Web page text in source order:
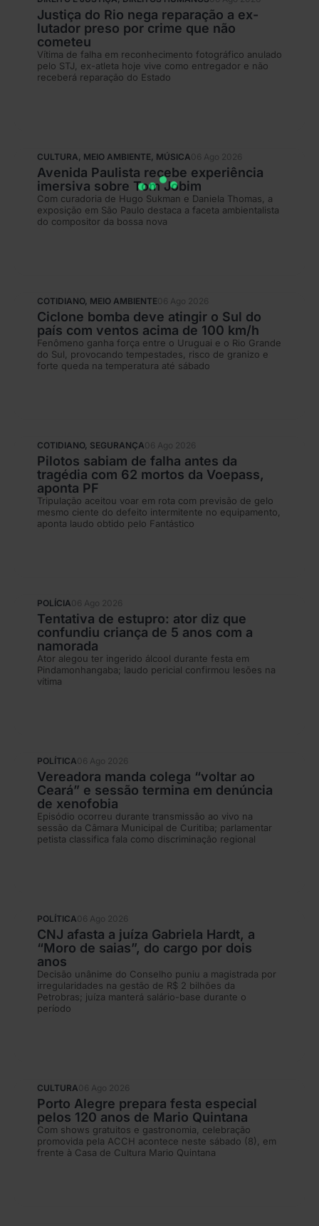
Justiça do Rio nega reparação a ex-
lutador preso por crime que não
cometeu
Vítima de falha em reconhecimento fotográfico anulado
pelo STJ, ex-atleta hoje vive como entregador e não
receberá reparação do Estado
CULTURA, MEIO AMBIENTE, MÚSICA06 Ago 2026
Avenida Paulista recebe experiência
imersiva sobre Tom Jobim
Com curadoria de Hugo Sukman e Daniela Thomas, a
exposição em São Paulo destaca a faceta ambientalista
do compositor da bossa nova
COTIDIANO, MEIO AMBIENTE06 Ago 2026
Ciclone bomba deve atingir o Sul do
país com ventos acima de 100 km/h
Fenômeno ganha força entre o Uruguai e o Rio Grande
do Sul, provocando tempestades, risco de granizo e
forte queda na temperatura até sábado
COTIDIANO, SEGURANÇA06 Ago 2026
Pilotos sabiam de falha antes da
tragédia com 62 mortos da Voepass,
aponta PF
Tripulação aceitou voar em rota com previsão de gelo
mesmo ciente do defeito intermitente no equipamento,
aponta laudo obtido pelo Fantástico
POLÍCIA06 Ago 2026
Tentativa de estupro: ator diz que
confundiu criança de 5 anos com a
namorada
Ator alegou ter ingerido álcool durante festa em
Pindamonhangaba; laudo pericial confirmou lesões na
vítima
POLÍTICA06 Ago 2026
Vereadora manda colega “voltar ao
Ceará” e sessão termina em denúncia
de xenofobia
Episódio ocorreu durante transmissão ao vivo na
sessão da Câmara Municipal de Curitiba; parlamentar
petista classifica fala como discriminação regional
POLÍTICA06 Ago 2026
CNJ afasta a juíza Gabriela Hardt, a
“Moro de saias”, do cargo por dois
anos
Decisão unânime do Conselho puniu a magistrada por
irregularidades na gestão de R$ 2 bilhões da
Petrobras; juíza manterá salário-base durante o
período
CULTURA06 Ago 2026
Porto Alegre prepara festa especial
pelos 120 anos de Mario Quintana
Com shows gratuitos e gastronomia, celebração
promovida pela ACCH acontece neste sábado (8), em
frente à Casa de Cultura Mario Quintana